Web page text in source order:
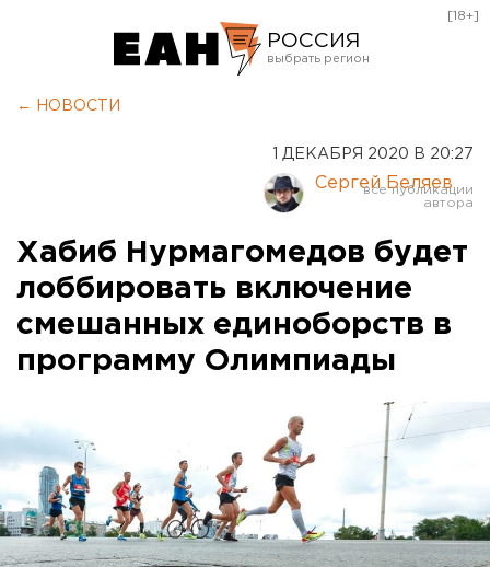
РОССИЯ
Курган
Оренбург
[18+]
← НОВОСТИ
1 ДЕКАБРЯ 2020 В 20:27
Сергей Беляев
Хабиб Нурмагомедов будет
лоббировать включение
смешанных единоборств в
программу Олимпиады